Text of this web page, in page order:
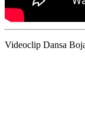
Videoclip Dansa